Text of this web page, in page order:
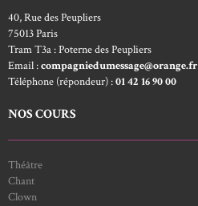
40, Rue des Peupliers
75013 Paris
Tram T3a : Poterne des Peupliers
Email :compagniedumessage@orange.fr
Téléphone (répondeur) :01 42 16 90 00
NOS COURS
Théâtre
Chant
Clown